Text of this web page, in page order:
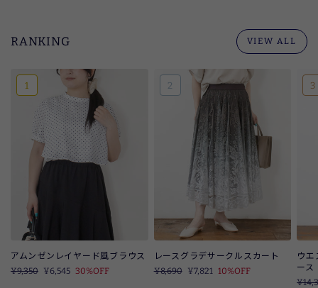
RANKING VIEW ALL
アムンゼンレイヤード風ブラウス
定
¥9,350 SALE
¥6,545 30%OFF
レースグラデサークルスカート
定
¥8,690 SALE
¥7,821 10%OFF
ウエ
ース
定